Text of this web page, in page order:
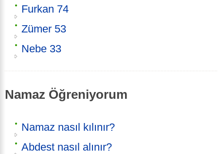
Furkan 74
Zümer 53
Nebe 33
Namaz Öğreniyorum
Namaz nasıl kılınır?
Abdest nasıl alınır?